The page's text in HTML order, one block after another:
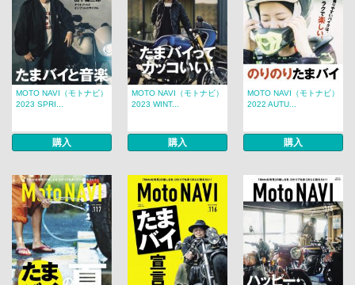
MOTO NAVI（モトナビ）
2023 SPRI...
購入
MOTO NAVI（モトナビ）
2023 WINT...
購入
MOTO NAVI（モトナビ）
2022 AUTU...
購入